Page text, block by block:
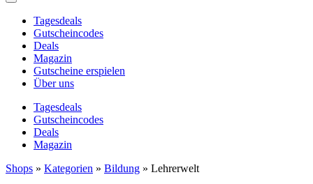
Tagesdeals
Gutscheincodes
Deals
Magazin
Gutscheine erspielen
Über uns
Tagesdeals
Gutscheincodes
Deals
Magazin
Shops » Kategorien » Bildung » Lehrerwelt